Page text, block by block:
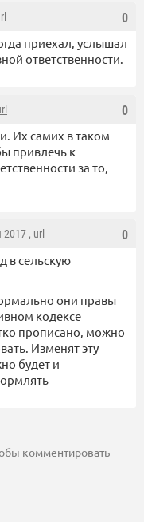
0
приехал, услышал
ответственности.
0
Их самих в таком
привлечь к
за то,
0
, url
в сельскую
они правы
кодексе
прописано, можно
Изменят эту
будет и
комментировать